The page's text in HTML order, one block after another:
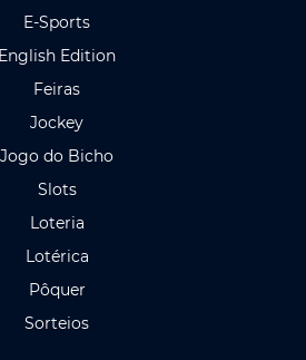
E-Sports
English Edition
Feiras
Jockey
Jogo do Bicho
Slots
Loteria
Lotérica
Pôquer
Sorteios